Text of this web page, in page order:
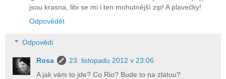
jsou krasna, libi se mi i ten mohutnější zip! A plavečky!
Odpovědět
Odpovědi
Rosa
23. listopadu 2012 v 23:06
A jak vám to jde? Co Rio? Bude to na zlatou?